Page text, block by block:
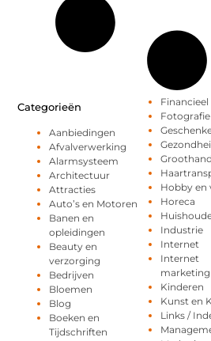
Categorieën
Aanbiedingen
Afvalverwerking
Alarmsysteem
Architectuur
Attracties
Auto’s en Motoren
Banen en
opleidingen
Beauty en
verzorging
Bedrijven
Bloemen
Blog
Boeken en
Tijdschriften
Financieel
Fotografie
Hobby en
Horeca
Industrie
Internet
Internet
marketing
Kinderen
Kunst en
Links /